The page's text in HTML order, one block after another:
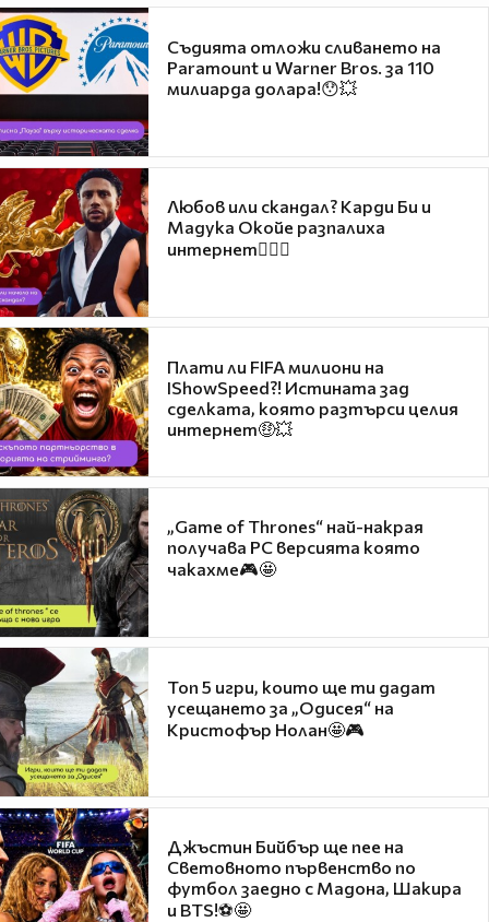
Съдията отложи сливането на
Paramount и Warner Bros. за 110
милиарда долара!😯💥
Любов или скандал? Карди Би и
Мадука Окойе разпалиха
интернет❤️‍🔥🔥
Плати ли FIFA милиони на
IShowSpeed?! Истината зад
сделката, която разтърси целия
интернет🤑💥
„Game of Thrones“ най-накрая
получава PC версията която
чакахме🎮🤩
Топ 5 игри, които ще ти дадат
усещането за „Одисея“ на
Кристофър Нолан🤩🎮
Джъстин Бийбър ще пее на
Световното първенство по
футбол заедно с Мадона, Шакира
и BTS!⚽🤩